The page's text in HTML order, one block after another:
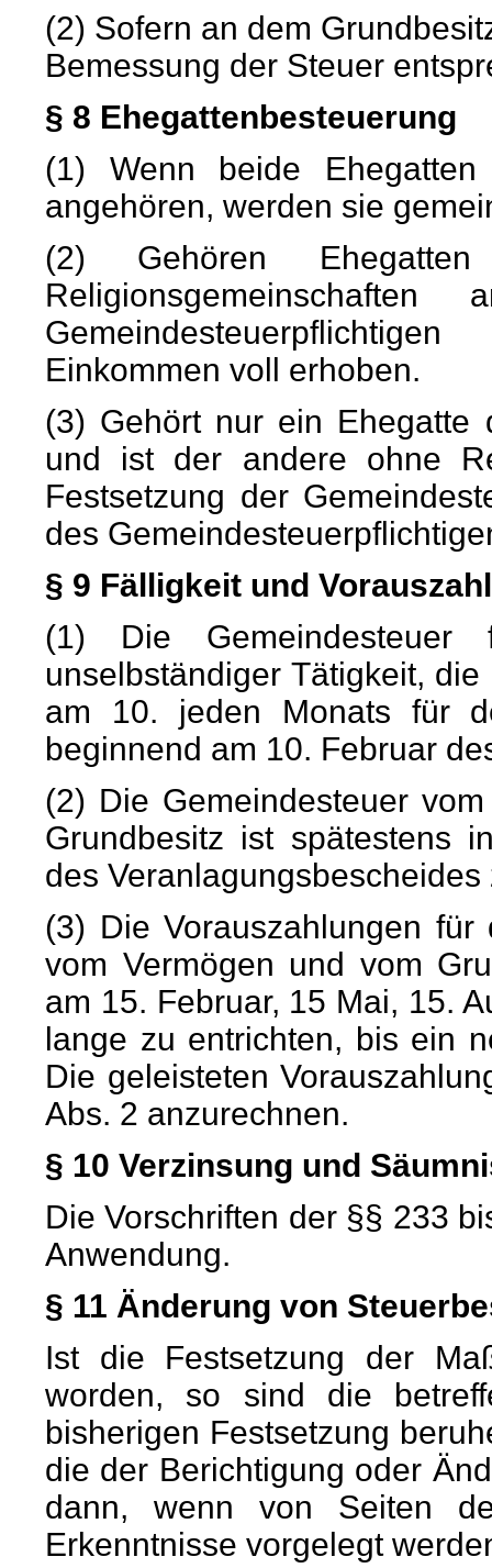
(2) Sofern an dem
Bemessung der Steuer
§ 8 Ehegattenbesteuerung
(1) Wenn beide
angehören, werden sie
(2) Gehören Ehegatten
Einkommen voll erhoben.
(3) Gehört nur ein Ehegatte
und ist der andere ohne
Festsetzung der
des
§ 9 Fälligkeit und
(1) Die
unselbständiger Tätigkeit,
am 10. jeden Monats für
beginnend am 10. Februar
(2) Die Gemeindesteuer
Grundbesitz ist spätestens
des Veranlagungsbescheides
(3) Die Vorauszahlungen für
vom Vermögen und vom
am 15. Februar, 15 Mai, 15.
lange zu entrichten, bis ein
Die geleisteten
Abs. 2 anzurechnen.
§ 10 Verzinsung und
Die Vorschriften der §§ 233
Anwendung.
§ 11 Änderung von
Ist die Festsetzung der
worden, so sind die
bisherigen Festsetzung
die der Berichtigung oder
dann, wenn von Seiten
Erkenntnisse vorgelegt